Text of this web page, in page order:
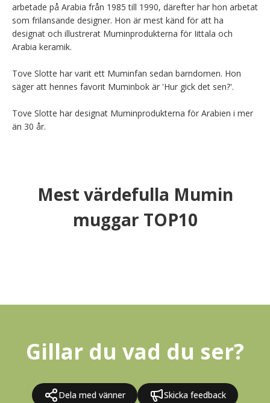
arbetade på Arabia från 1985 till 1990, därefter har hon arbetat
som frilansande designer. Hon är mest känd för att ha
designat och illustrerat Muminprodukterna för Iittala och
Arabia keramik.
Tove Slotte har varit ett Muminfan sedan barndomen. Hon
säger att hennes favorit Muminbok är 'Hur gick det sen?'.
Tove Slotte har designat Muminprodukterna för Arabien i mer
än 30 år.
Mest värdefulla Mumin
muggar TOP10
Gillar du vad du ser?
Dela med vänner Skicka feedback